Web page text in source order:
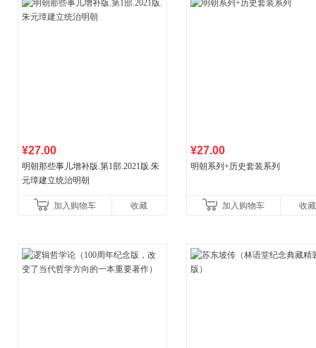
¥27.00
明朝那些事儿增补版.第1部.2021版.朱
元璋建立统治明朝
加入购物车 收藏
¥27.00
明朝系列+历史套装系列
加入购物车 收藏